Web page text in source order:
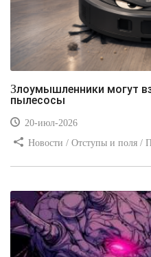
Злоумышленники могут взламывать роботы-
пылесосы
20-июл-2026
Новости / Отступы и поля /